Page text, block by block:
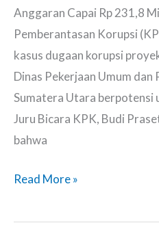
Anggaran Capai Rp 231,8
Pemberantasan Korupsi
kasus dugaan korupsi
Dinas Pekerjaan Umum dan
Sumatera Utara berpotensi
Juru Bicara KPK, Budi
bahwa
Potensi
Korupsi
Read More »